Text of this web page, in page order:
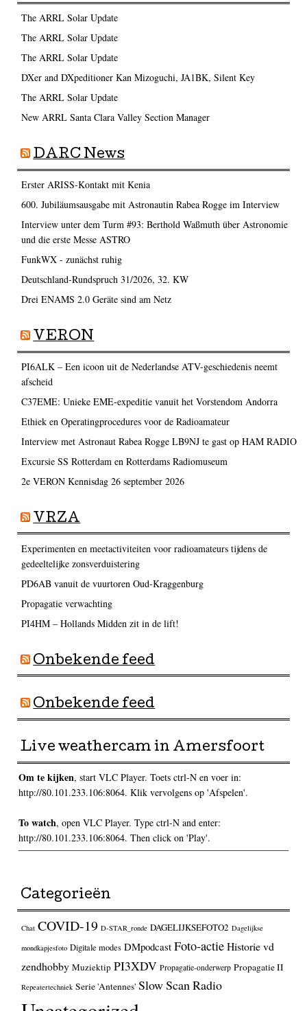
The ARRL Solar Update
The ARRL Solar Update
The ARRL Solar Update
DXer and DXpeditioner Kan Mizoguchi, JA1BK, Silent Key
The ARRL Solar Update
New ARRL Santa Clara Valley Section Manager
DARC News
Erster ARISS-Kontakt mit Kenia
600. Jubiläumsausgabe mit Astronautin Rabea Rogge im Interview
Interview unter dem Turm #93: Berthold Waßmuth über Astronomie
und die erste Messe ASTRO
FunkWX - zunächst ruhig
Deutschland-Rundspruch 31/2026, 32. KW
Drei ENAMS 2.0 Geräte sind am Netz
VERON
PI6ALK – Een icoon uit de Nederlandse ATV-geschiedenis neemt
afscheid
C37EME: Unieke EME-expeditie vanuit het Vorstendom Andorra
Ethiek en Operatingprocedures voor de Radioamateur
Interview met Astronaut Rabea Rogge LB9NJ te gast op HAM RADIO
Excursie SS Rotterdam en Rotterdams Radiomuseum
2e VERON Kennisdag 26 september 2026
VRZA
Experimenten en meetactiviteiten voor radioamateurs tijdens de
gedeeltelijke zonsverduistering
PD6AB vanuit de vuurtoren Oud-Kraggenburg
Propagatie verwachting
PI4HM – Hollands Midden zit in de lift!
Onbekende feed
Onbekende feed
Live weathercam in Amersfoort
Om te kijken, start VLC Player. Toets ctrl-N en voer in:
http://80.101.233.106:8064. Klik vervolgens op 'Afspelen'.
To watch, open VLC Player. Type ctrl-N and enter:
http://80.101.233.106:8064. Then click on 'Play'.
Categorieën
Chat COVID-19 D-STAR_ronde DAGELIJKSEFOTO2 Dagelijkse
mondkapjesfoto Digitale modes DMpodcast Foto-actieHistorie vd
zendhobby Muziektip PI3XDV Propagatie-onderwerp Propagatie II
Repeatertechniek Serie 'Antennes' Slow Scan Radio